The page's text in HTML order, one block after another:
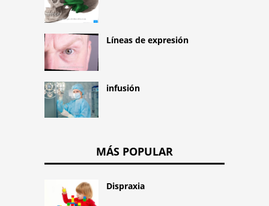
Líneas de expresión
infusión
MÁS POPULAR
Dispraxia